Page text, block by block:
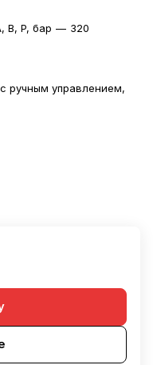
B, P, бар — 320
ручным управлением,